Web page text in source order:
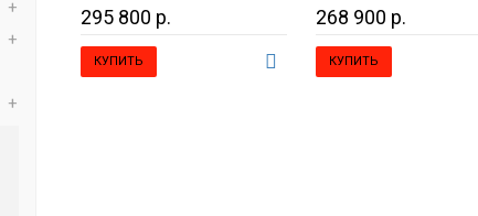
перенесённый
рисунок+Жадеит)
295 800 р.
КУПИТЬ
перенесённый
рисунок+Змеевик)
268 900 р.
КУПИТЬ